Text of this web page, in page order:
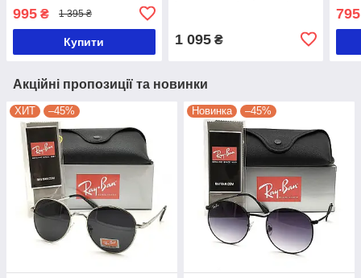
995 ₴ 1 395 ₴
Купити 1 095₴
795
Акційні пропозиції та новинки
ХИТ –45% Новинка –45%